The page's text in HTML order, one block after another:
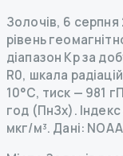
Золочів, 6 серпня
рівень
діапазон Kp за
R0, шкала
10°C, тиск — 981
год (ПнЗх).
мкг/м³. Дані: